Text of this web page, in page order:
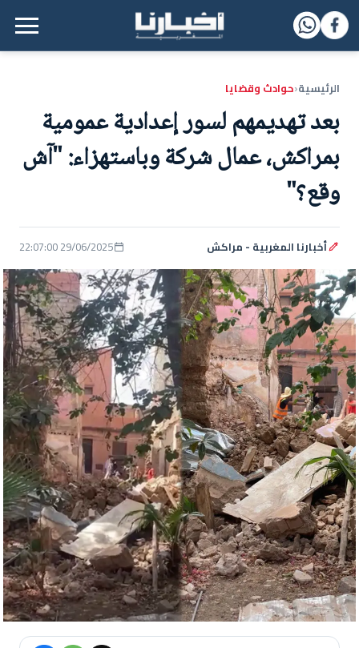
القائمة الرئيسية
الرئيسية‹حوادث وقضايا
بعد تهديمهم لسور إعدادية عمومية
بمراكش، عمال شركة وباستهزاء: "آش
وقع؟"
أخبارنا المغربية - مراكش 29/06/2025 22:07:00